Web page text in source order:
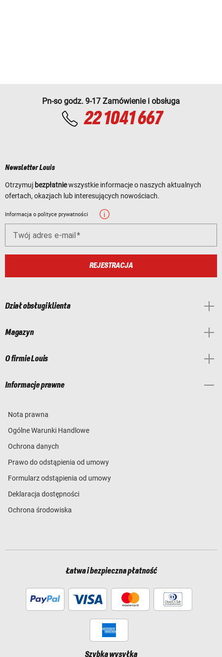
Pn-so godz. 9-17 Zamówienie i obsługa
22 1041 667
Newsletter Louis
Otrzymuj bezpłatniewszystkie informacje o naszych aktualnych
ofertach, okazjach lub interesujących nowościach.
Informacja o polityce prywatności
Twój adres e-mail
REJESTRACJA
Dział obsługi klienta
Magazyn
O firmie Louis
Informacje prawne
Nota prawna
Ogólne Warunki Handlowe
Ochrona danych
Prawo do odstąpienia od umowy
Formularz odstąpienia od umowy
Deklaracja dostępności
Ochrona środowiska
Łatwa i bezpieczna płatność
Szybka wysyłka